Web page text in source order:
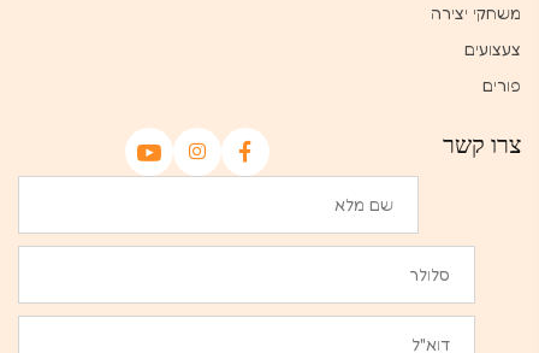
משחקי יצירה
צעצועים
פורים
צרו קשר